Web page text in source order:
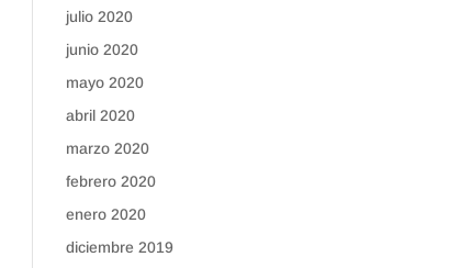
julio 2020
junio 2020
mayo 2020
abril 2020
marzo 2020
febrero 2020
enero 2020
diciembre 2019